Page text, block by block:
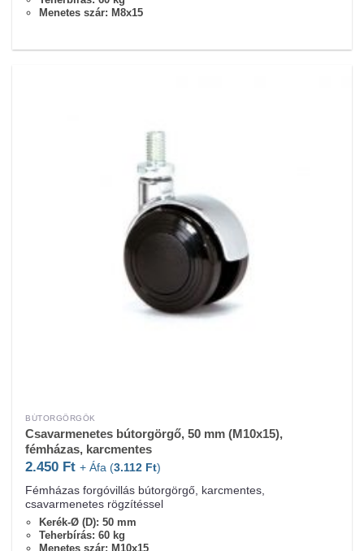
Menetes szár: M8x15
BÚTORGÖRGŐK
Csavarmenetes bútorgörgő, 50 mm (M10x15),
fémházas, karcmentes
2.450 Ft + Áfa (3.112 Ft)
Fémházas forgóvillás bútorgörgő, karcmentes,
csavarmenetes rögzítéssel
Kerék-Ø (D): 50 mm
Teherbírás: 60 kg
Menetes szár: M10x15